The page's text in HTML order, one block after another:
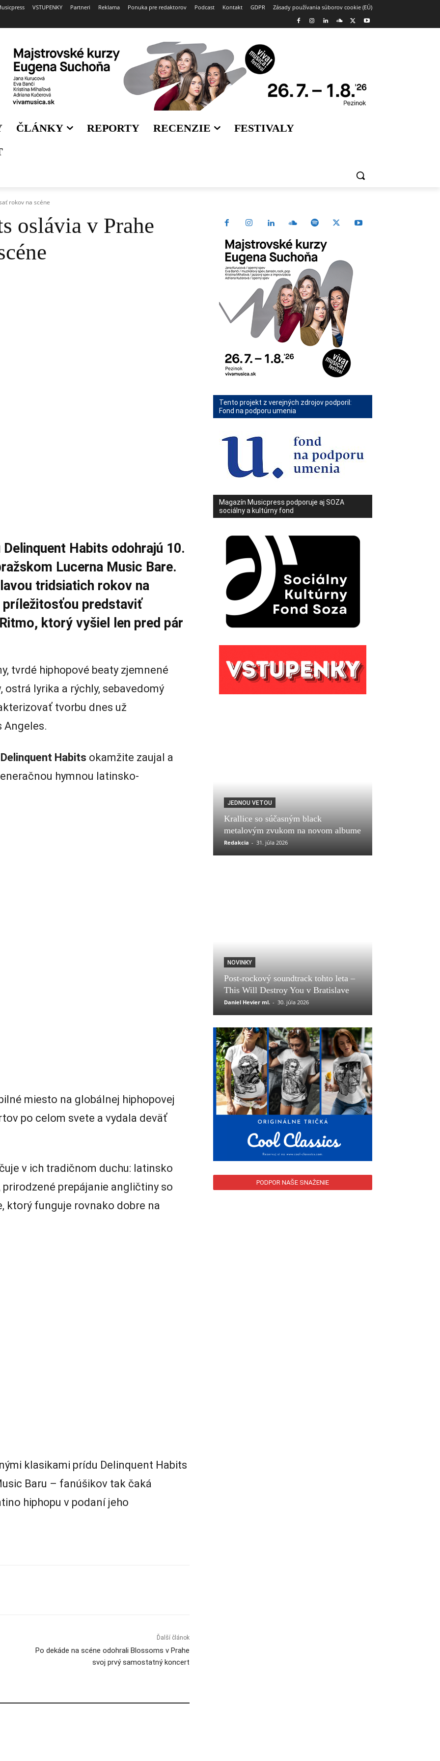
VSTUPENKY Partneri Reklama Ponuka pre redaktorov Podcast Kontakt GDPR Zásady používania súborov cookie (EÚ)
ČLÁNKY REPORTY RECENZIE
FESTIVALY
rokov na scéne
oslávia v Prahe
Habits odohrajú 10.
Lucerna Music Bare.
tridsiatich rokov na
príležitosťou predstaviť
ktorý vyšiel len pred pár
tvrdé hiphopové beaty zjemnené
lyrika a rýchly, sebavedomý
tvorbu dnes už
Angeles.
Delinquent Habits okamžite zaujal a
hymnou latinsko-
miesto na globálnej hiphopovej
po celom svete a vydala deväť
v ich tradičnom duchu: latinsko
prepájanie angličtiny so
ktorý funguje rovnako dobre na
klasikami prídu Delinquent Habits
Baru – fanúšikov tak čaká
hiphopu v podaní jeho
Ďalší článok
Po dekáde na scéne odohrali Blossoms v Prahe
svoj prvý samostatný koncert
Tento projekt z verejných zdrojov podporil:
Fond na podporu umenia
Magazín Musicpress podporuje aj SOZA
sociálny a kultúrny fond
JEDNOU VETOU
Krallice so súčasným black
metalovým zvukom na novom albume
Redakcia - 31. júla 2026
NOVINKY
Post-rockový soundtrack tohto leta –
This Will Destroy You v Bratislave
Daniel Hevier ml. - 30. júla 2026
PODPOR NAŠE SNAŽENIE